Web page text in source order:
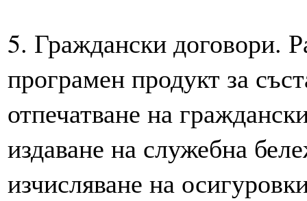
5. Граждански договори.
програмен продукт за
отпечатване на
издаване на служебна
изчисляване на